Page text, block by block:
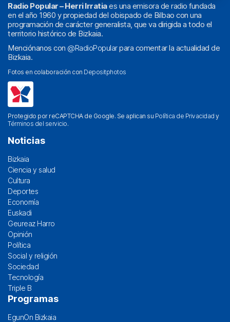
Radio Popular – Herri Irratiaes una emisora de radio fundada
en el año 1960 y propiedad del obispado de Bilbao con una
programación de carácter generalista, que va dirigida a todo el
territorio histórico de Bizkaia.
Menciónanos con @RadioPopularpara comentar la actualidad de
Bizkaia.
Fotos en colaboración con Depositphotos
Protegido por reCAPTCHA de Google. Se aplican su Política de Privacidad y
Términos del servicio.
Noticias
Bizkaia
Ciencia y salud
Cultura
Deportes
Economía
Euskadi
Geureaz Harro
Opinión
Política
Social y religión
Sociedad
Tecnología
Triple B
Programas
EgunOn Bizkaia